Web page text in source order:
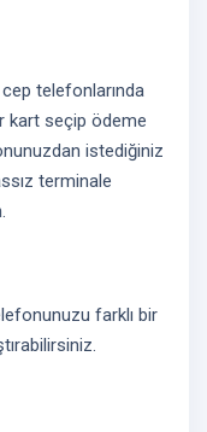
telefonlarında
kart seçip ödeme
istediğiniz
terminale
farklı bir